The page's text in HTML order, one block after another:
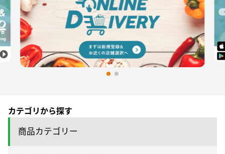
カテゴリから探す
商品カテゴリー